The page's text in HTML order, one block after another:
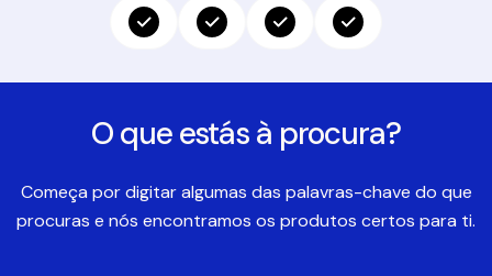
O que estás à procura?
Começa por digitar algumas das palavras-chave do que
procuras e nós encontramos os produtos certos para ti.